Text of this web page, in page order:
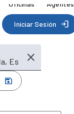
Oficinas Agentes
Iniciar Sesión